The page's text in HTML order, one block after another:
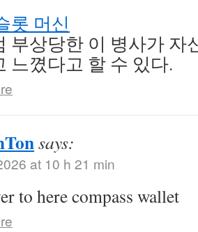
롯 머신
부상당한 이 병사가 자
느꼈다고 할 수 있다.
says:
at 10 h 21 min
to here compass wallet